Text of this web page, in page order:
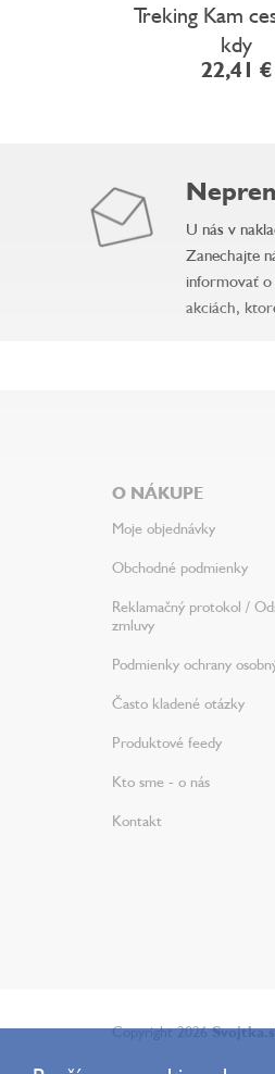
Treking Kam
kdy
22,41 €
U nás v
Zanechajte
informovať o
akciách,
O NÁKUPE
Moje objednávky
Obchodné podmienky
Reklamačný protokol /
zmluvy
Podmienky ochrany
Často kladené otázky
Produktové feedy
Kto sme - o nás
Kontakt
Copyright 2026